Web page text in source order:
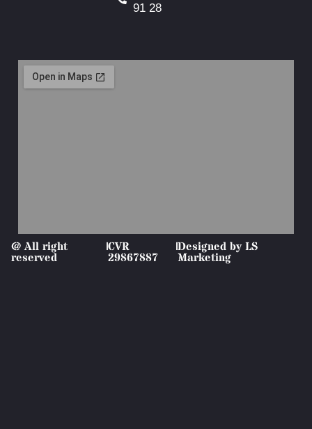
91 28
@ All right
reserved
|CVR
29867887
|Designed by LS
Marketing